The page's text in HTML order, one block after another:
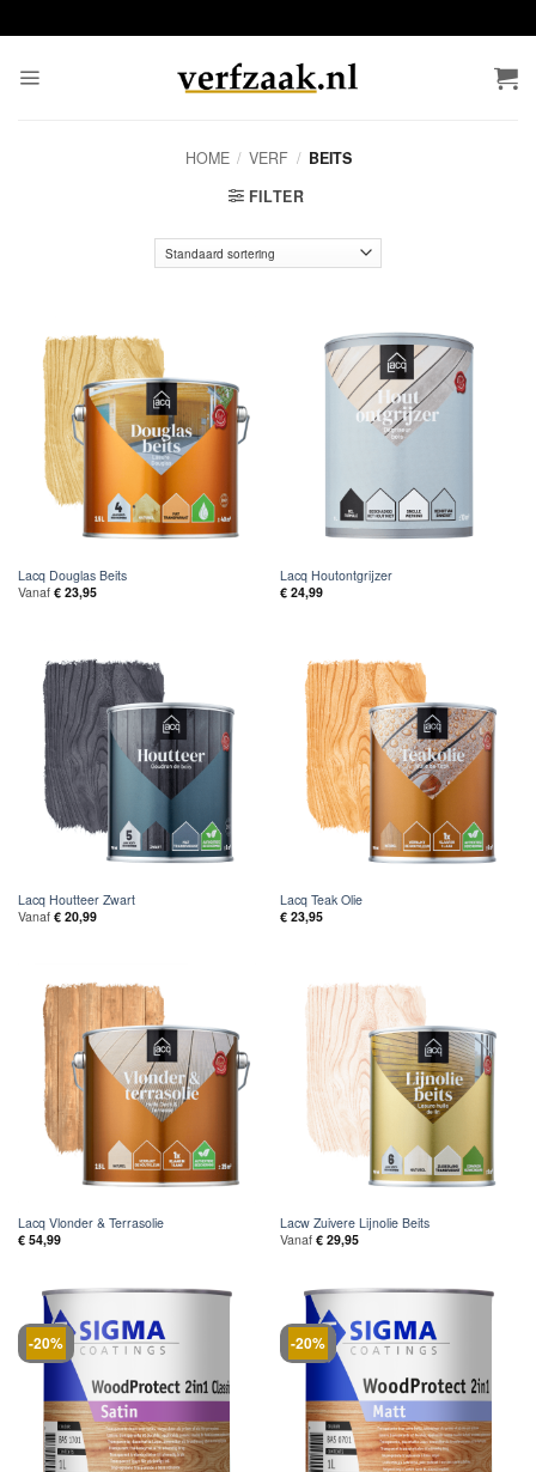
naar
HOME / VERF / BEITS
FILTER
Lacq Douglas Beits
Vanaf €23,95
Lacq Houtontgrijzer
€24,99
Lacq Houtteer Zwart
Vanaf €20,99
Lacq Teak Olie
€23,95
Lacq Vlonder & Terrasolie
€54,99
Lacw Zuivere Lijnolie Beits
Vanaf €29,95
-20% -20%